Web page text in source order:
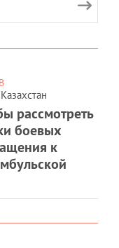
рассмотреть
боевых
к